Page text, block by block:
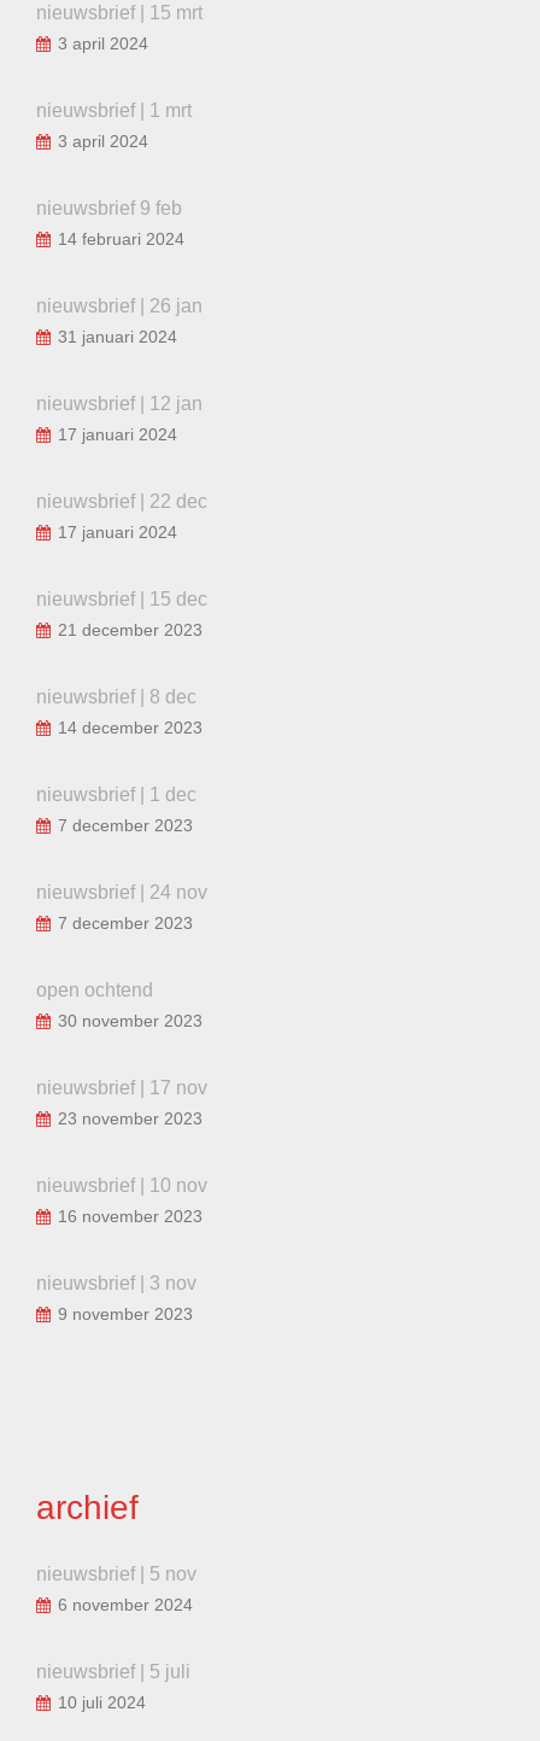
nieuwsbrief | 15 mrt
3 april 2024
nieuwsbrief | 1 mrt
3 april 2024
nieuwsbrief 9 feb
14 februari 2024
nieuwsbrief | 26 jan
31 januari 2024
nieuwsbrief | 12 jan
17 januari 2024
nieuwsbrief | 22 dec
17 januari 2024
nieuwsbrief | 15 dec
21 december 2023
nieuwsbrief | 8 dec
14 december 2023
nieuwsbrief | 1 dec
7 december 2023
nieuwsbrief | 24 nov
7 december 2023
open ochtend
30 november 2023
nieuwsbrief | 17 nov
23 november 2023
nieuwsbrief | 10 nov
16 november 2023
nieuwsbrief | 3 nov
9 november 2023
archief
nieuwsbrief | 5 nov
6 november 2024
nieuwsbrief | 5 juli
10 juli 2024